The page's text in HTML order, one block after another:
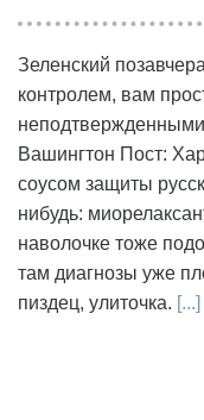
Зеленский
контролем, вам
Вашингтон Пост:
соусом защиты
нибудь:
наволочке тоже
там диагнозы уже
пиздец, улиточка. [...]